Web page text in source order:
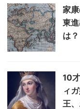
家
東
は？
10
ィ
王、